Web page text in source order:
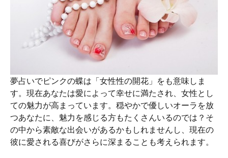
夢占いでピンクの蝶は「女性性の開花」をも意味しま
す。現在あなたは愛によって幸せに満たされ、女性とし
ての魅力が高まっています。穏やかで優しいオーラを放
つあなたに、魅力を感じる方もたくさんいるのでは？そ
の中から素敵な出会いがあるかもしれませんし、現在の
彼に愛される喜びがさらに深まることも考えられます。